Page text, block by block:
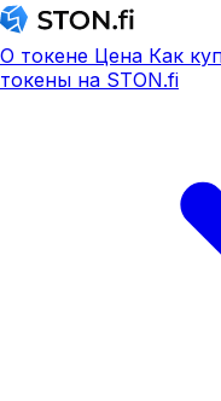
О токене Цена Как
токены на STON.fi